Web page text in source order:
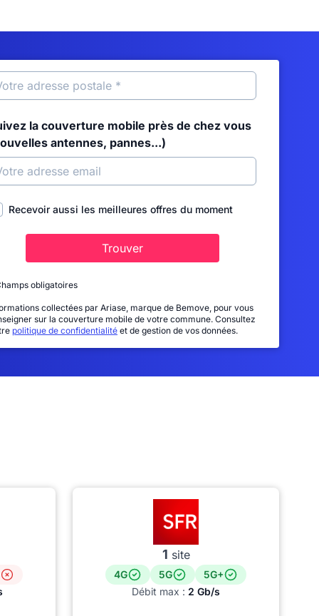
la couverture mobile près de chez vous
antennes, pannes...)
Recevoir aussi les meilleures offres du moment
Trouver
obligatoires
collectées par Ariase, marque de Bemove, pour vous
sur la couverture mobile de votre commune. Consultez
politique de confidentialité et de gestion de vos données.
1 site
4G 5G
5G+
Débit max : 2 Gb/s